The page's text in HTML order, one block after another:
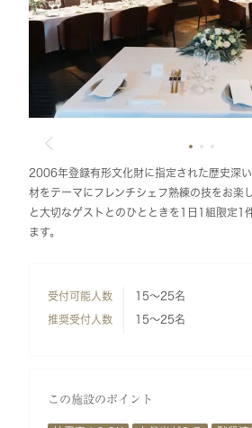
2006年登録有形文化財に指定された歴史深
材をテーマにフレンチシェフ熟練の技をお楽
と大切なゲストとのひとときを1日1組限定1
ます。
受付可能人数 15～25名
推奨受付人数 15～25名
この施設のポイント